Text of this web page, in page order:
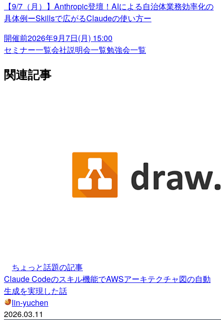
【9/7（月）】Anthropic登壇！AIによる自治体業務効率化の
具体例ーSkillsで広がるClaudeの使い方ー
開催前2026年9月7日(月) 15:00
セミナー一覧会社説明会一覧勉強会一覧
関連記事
ちょっと話題の記事
Claude Codeのスキル機能でAWSアーキテクチャ図の自動
生成を実現した話
lin-yuchen
2026.03.11